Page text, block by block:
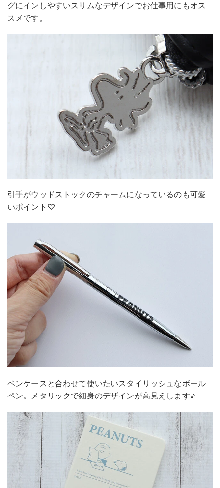
グにインしやすいスリムなデザインでお仕事用にもオス
スメです。
引手がウッドストックのチャームになっているのも可愛
いポイント♡
ペンケースと合わせて使いたいスタイリッシュなボール
ペン。メタリックで細身のデザインが高見えします♪